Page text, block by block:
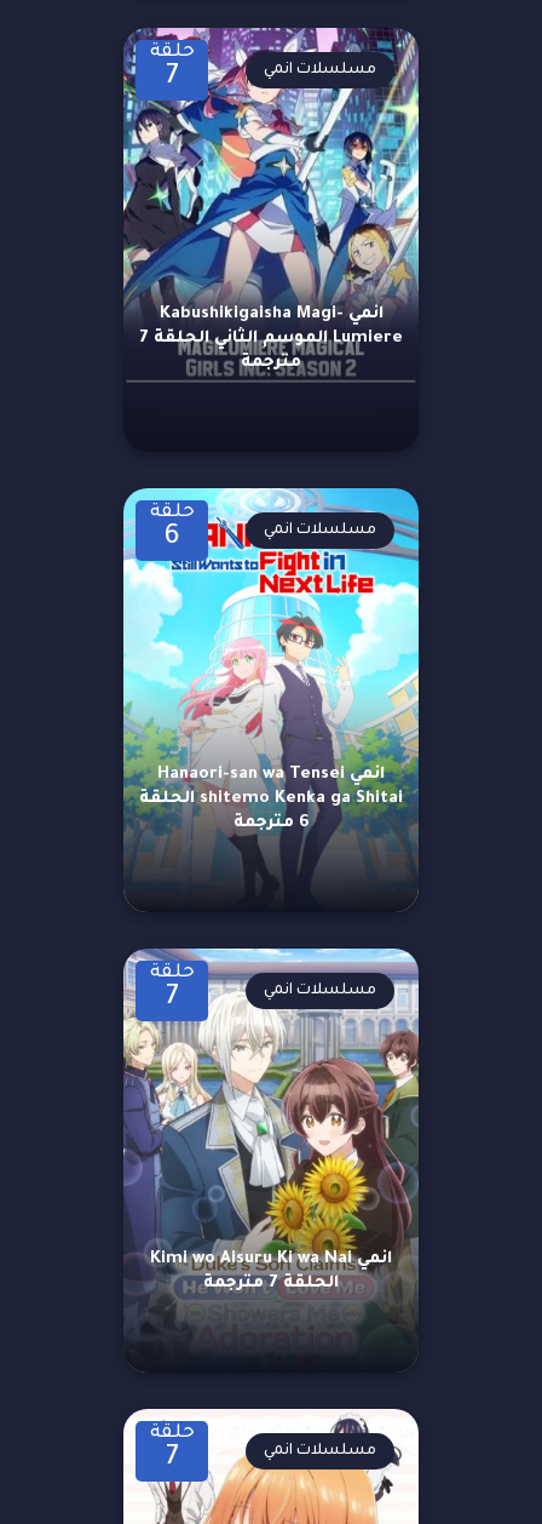
حلقة
7
انمي Kabushikigaisha Magi-
Lumiere الموسم الثاني الحلقة 7
مترجمة
مسلسلات انمي
حلقة
6
انمي Hanaori-san wa Tensei
shitemo Kenka ga Shitai الحلقة
6 مترجمة
مسلسلات انمي
حلقة
7
انمي Kimi wo Aisuru Ki wa Nai
الحلقة 7 مترجمة
مسلسلات انمي
حلقة
7 مسلسلات انمي